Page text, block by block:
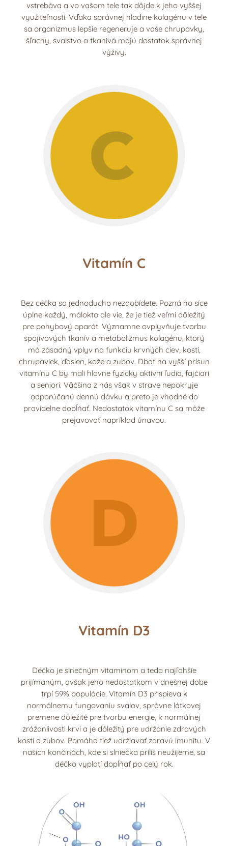
vstrebáva a vo vašom tele tak dôjde k jeho vyššej
využiteľnosti. Vďaka správnej hladine kolagénu v tele
sa organizmus lepšie regeneruje a vaše chrupavky,
šľachy, svalstvo a tkanivá majú dostatok správnej
výživy.
Vitamín C
Bez céčka sa jednoducho nezaobídete. Pozná ho síce
úplne každý, málokto ale vie, že je tiež veľmi dôležitý
pre pohybový aparát. Významne ovplyvňuje tvorbu
spojivových tkanív a metabolizmus kolagénu, ktorý
má zásadný vplyv na funkciu krvných ciev, kostí,
chrupaviek, ďasien, kože a zubov. Dbať na vyšší prísun
vitamínu C by mali hlavne fyzicky aktívni ľudia, fajčiari
a seniori. Väčšina z nás však v strave nepokryje
odporúčanú dennú dávku a preto je vhodné do
pravidelne dopĺňať. Nedostatok vitamínu C sa môže
prejavovať napríklad únavou.
Vitamín D3
Déčko je slnečným vitamínom a teda najľahšie
prijímaným, avšak jeho nedostatkom v dnešnej dobe
trpí 59% populácie. Vitamín D3 prispieva k
normálnemu fungovaniu svalov, správne látkovej
premene dôležité pre tvorbu energie, k normálnej
zrážanlivosti krvi a je dôležitý pre udržanie zdravých
kostí a zubov. Pomáha tiež udržiavať zdravú imunitu. V
našich končinách, kde si slniečka príliš neužijeme, sa
déčko vyplatí dopĺňať po celý rok.